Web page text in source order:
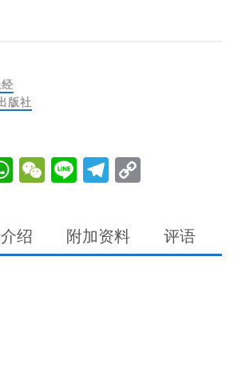
版社
WhatsApp
WeChat
LineTelegram
绍 附加资料 评语